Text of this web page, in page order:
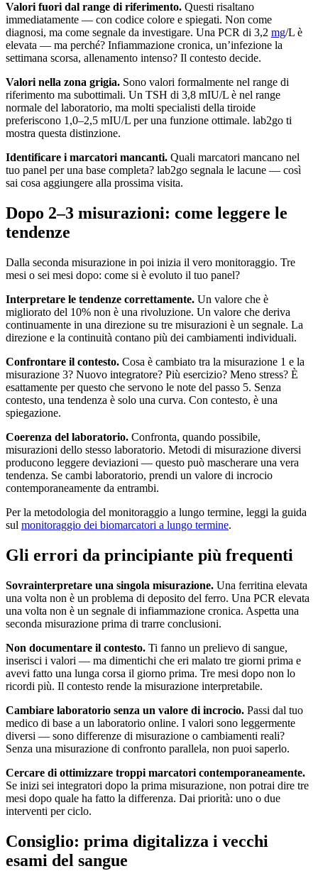
Valori fuori dal range di riferimento. Questi risaltano
immediatamente — con codice colore e spiegati. Non come
diagnosi, ma come segnale da investigare. Una PCR di 3,2 mg/L è
elevata — ma perché? Infiammazione cronica, un’infezione la
settimana scorsa, allenamento intenso? Il contesto decide.
Valori nella zona grigia. Sono valori formalmente nel range di
riferimento ma subottimali. Un TSH di 3,8 mIU/L è nel range
normale del laboratorio, ma molti specialisti della tiroide
preferiscono 1,0–2,5 mIU/L per una funzione ottimale. lab2go ti
mostra questa distinzione.
Identificare i marcatori mancanti. Quali marcatori mancano nel
tuo panel per una base completa? lab2go segnala le lacune — così
sai cosa aggiungere alla prossima visita.
Dopo 2–3 misurazioni: come leggere le
tendenze
Dalla seconda misurazione in poi inizia il vero monitoraggio. Tre
mesi o sei mesi dopo: come si è evoluto il tuo panel?
Interpretare le tendenze correttamente. Un valore che è
migliorato del 10% non è una rivoluzione. Un valore che deriva
continuamente in una direzione su tre misurazioni è un segnale. La
direzione e la continuità contano più dei cambiamenti individuali.
Confrontare il contesto. Cosa è cambiato tra la misurazione 1 e la
misurazione 3? Nuovo integratore? Più esercizio? Meno stress? È
esattamente per questo che servono le note del passo 5. Senza
contesto, una tendenza è solo una curva. Con contesto, è una
spiegazione.
Coerenza del laboratorio. Confronta, quando possibile,
misurazioni dello stesso laboratorio. Metodi di misurazione diversi
producono leggere deviazioni — questo può mascherare una vera
tendenza. Se cambi laboratorio, prendi un valore di incrocio
contemporaneamente da entrambi.
Per la metodologia del monitoraggio a lungo termine, leggi la guida
sul monitoraggio dei biomarcatori a lungo termine.
Gli errori da principiante più frequenti
Sovrainterpretare una singola misurazione. Una ferritina elevata
una volta non è un problema di deposito del ferro. Una PCR elevata
una volta non è un segnale di infiammazione cronica. Aspetta una
seconda misurazione prima di trarre conclusioni.
Non documentare il contesto. Ti fanno un prelievo di sangue,
inserisci i valori — ma dimentichi che eri malato tre giorni prima e
avevi fatto una lunga corsa il giorno prima. Tre mesi dopo non lo
ricordi più. Il contesto rende la misurazione interpretabile.
Cambiare laboratorio senza un valore di incrocio. Passi dal tuo
medico di base a un laboratorio online. I valori sono leggermente
diversi — sono differenze di misurazione o cambiamenti reali?
Senza una misurazione di confronto parallela, non puoi saperlo.
Cercare di ottimizzare troppi marcatori contemporaneamente.
Se inizi sei integratori dopo la prima misurazione, non potrai dire tre
mesi dopo quale ha fatto la differenza. Dai priorità: uno o due
interventi per ciclo.
Consiglio: prima digitalizza i vecchi
esami del sangue